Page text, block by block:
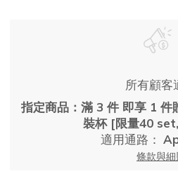
所有顧客
指定商品：滿 3 件 即享 1 件
裝杯 [限量40
適用通路：
條款與細